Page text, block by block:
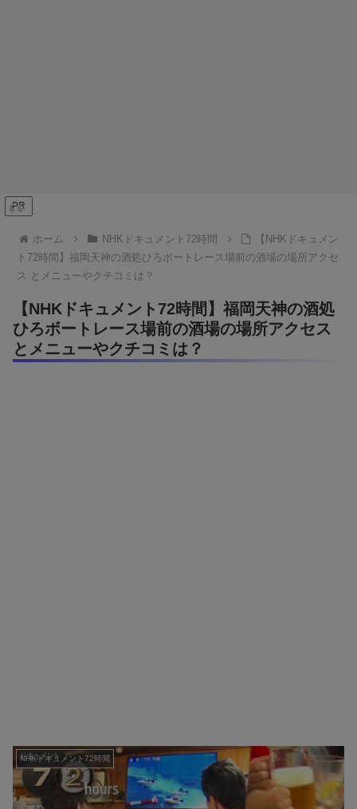
PR
ホーム NHKドキュメント72時間
【NHKドキュメン
ト72時間】福岡天神の酒処ひろボートレース場前の酒場の場所アクセ
ス とメニューやクチコミは？
【NHKドキュメント72時間】福岡天神の酒処
ひろボートレース場前の酒場の場所アクセス
とメニューやクチコミは？
NHKドキュメント72時間